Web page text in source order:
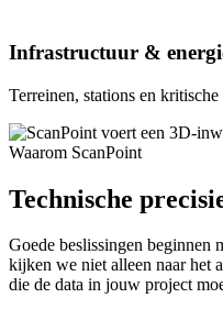
Infrastructuur &
Terreinen, stations en
Waarom ScanPoint
Technische
Goede beslissingen beginnen
kijken we niet alleen naar het
die de data in jouw project